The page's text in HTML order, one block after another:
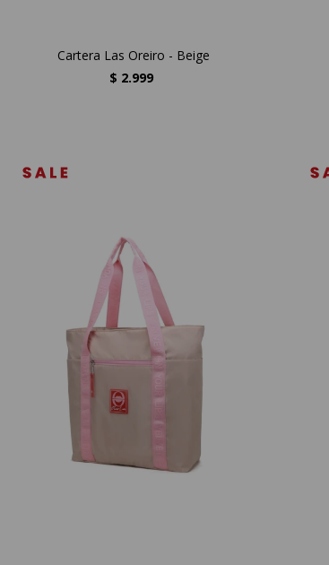
Cartera Las Oreiro - Beige
$ 2.999